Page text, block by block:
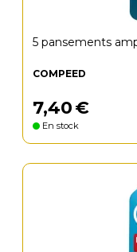
5 pansements
COMPEED
7,40€
En stock